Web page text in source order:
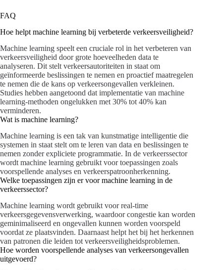
FAQ
Hoe helpt machine learning bij verbeterde verkeersveiligheid?
Machine learning speelt een cruciale rol in het verbeteren van
verkeersveiligheid door grote hoeveelheden data te
analyseren. Dit stelt verkeersautoriteiten in staat om
geïnformeerde beslissingen te nemen en proactief maatregelen
te nemen die de kans op verkeersongevallen verkleinen.
Studies hebben aangetoond dat implementatie van machine
learning-methoden ongelukken met 30% tot 40% kan
verminderen.
Wat is machine learning?
Machine learning is een tak van kunstmatige intelligentie die
systemen in staat stelt om te leren van data en beslissingen te
nemen zonder expliciete programmatie. In de verkeerssector
wordt machine learning gebruikt voor toepassingen zoals
voorspellende analyses en verkeerspatroonherkenning.
Welke toepassingen zijn er voor machine learning in de
verkeerssector?
Machine learning wordt gebruikt voor real-time
verkeersgegevensverwerking, waardoor congestie kan worden
geminimaliseerd en ongevallen kunnen worden voorspeld
voordat ze plaatsvinden. Daarnaast helpt het bij het herkennen
van patronen die leiden tot verkeersveiligheidsproblemen.
Hoe worden voorspellende analyses van verkeersongevallen
uitgevoerd?